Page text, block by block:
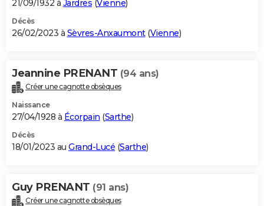
21/09/1932 à Jardres (Vienne)
Décès
26/02/2023 à Sèvres-Anxaumont(Vienne)
Jeannine PRENANT (94 ans)
Créer une cagnotte obsèques
Naissance
27/04/1928 à Écorpain (Sarthe)
Décès
18/01/2023 au Grand-Lucé (Sarthe)
Guy PRENANT (91 ans)
Créer une cagnotte obsèques